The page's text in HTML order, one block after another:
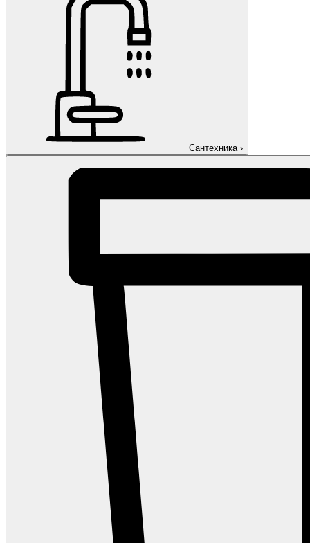
Сантехника ›